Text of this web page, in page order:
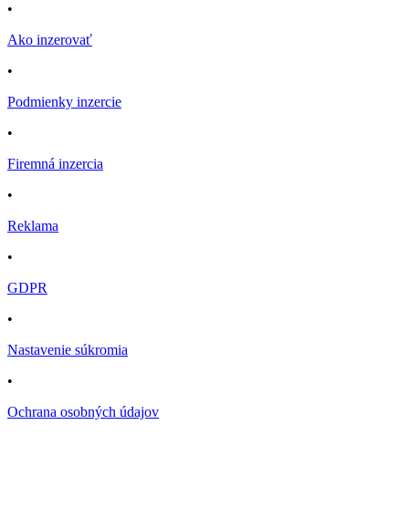
•
Ako inzerovať
•
Podmienky inzercie
•
Firemná inzercia
•
Reklama
•
GDPR
•
Nastavenie súkromia
•
Ochrana osobných údajov